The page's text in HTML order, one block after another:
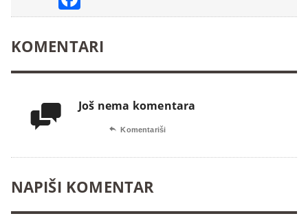
KOMENTARI
 Još nema komentara
 Komentariši
NAPIŠI KOMENTAR